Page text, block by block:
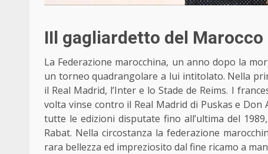
IIl gagliardetto del Marocco
La Federazione marocchina, un anno dopo la
un torneo quadrangolare a lui intitolato. Nella
il Real Madrid, l’Inter e lo Stade de Reims. I
volta vinse contro il Real Madrid di Puskas e
tutte le edizioni disputate fino all’ultima del
Rabat. Nella circostanza la federazione
rara bellezza ed impreziosito dal fine ricamo a